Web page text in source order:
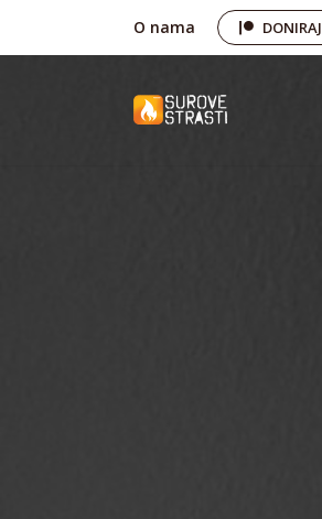
O nama DONIRAJ